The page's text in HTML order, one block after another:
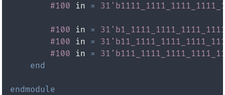
#100 in =
#100 in =
#100 in =
#100 in =
end
endmodule